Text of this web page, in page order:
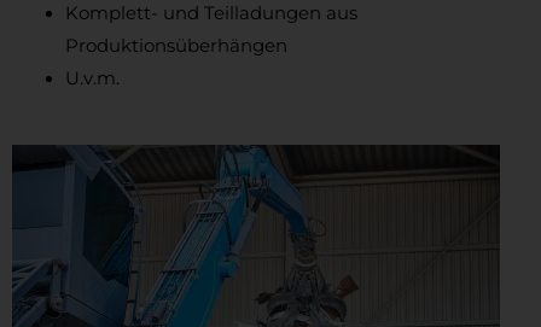
Komplett- und Teilladungen aus
Produktionsüberhängen
U.v.m.